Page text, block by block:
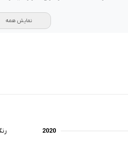
نمایش همه
2020